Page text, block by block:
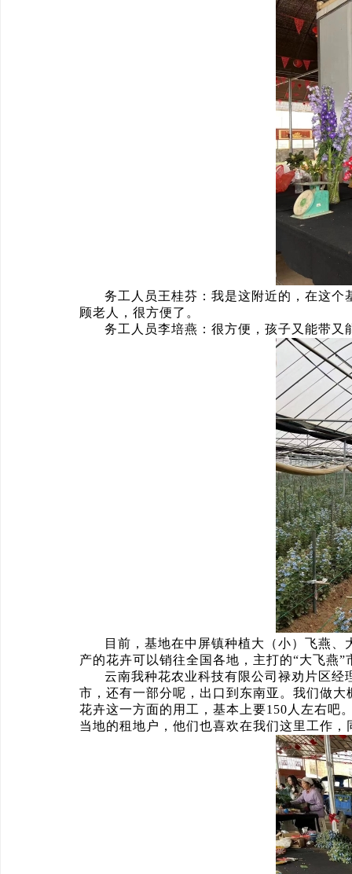
务工人员王桂芬：我是这附近的，在这
顾老人，很方便了。
务工人员李培燕：很方便，孩子又能带
目前，基地在中屏镇种植大（小）飞燕
产的花卉可以销往全国各地，主打的“大飞燕”
云南我种花农业科技有限公司禄劝片区
市，还有一部分呢，出口到东南亚。我们做
花卉这一方面的用工，基本上要150人左右吧
当地的租地户，他们也喜欢在我们这里工作